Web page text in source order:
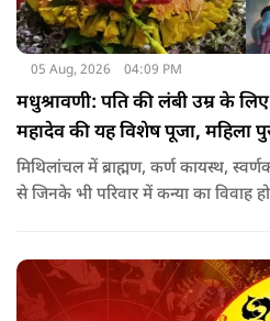
05 Aug, 2026 04:09 PM
मधुश्रावणी: पति की लंबी उम्र के
महादेव की यह विशेष पूजा, महिला
मिथिलांचल में ब्राह्मण, कर्ण कायस्थ,
से जिनके भी परिवार में कन्या का विवाह